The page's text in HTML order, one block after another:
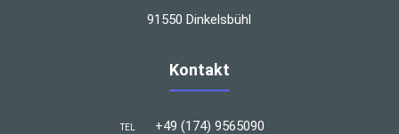
91550 Dinkelsbühl
Kontakt
TEL +49 (174) 9565090